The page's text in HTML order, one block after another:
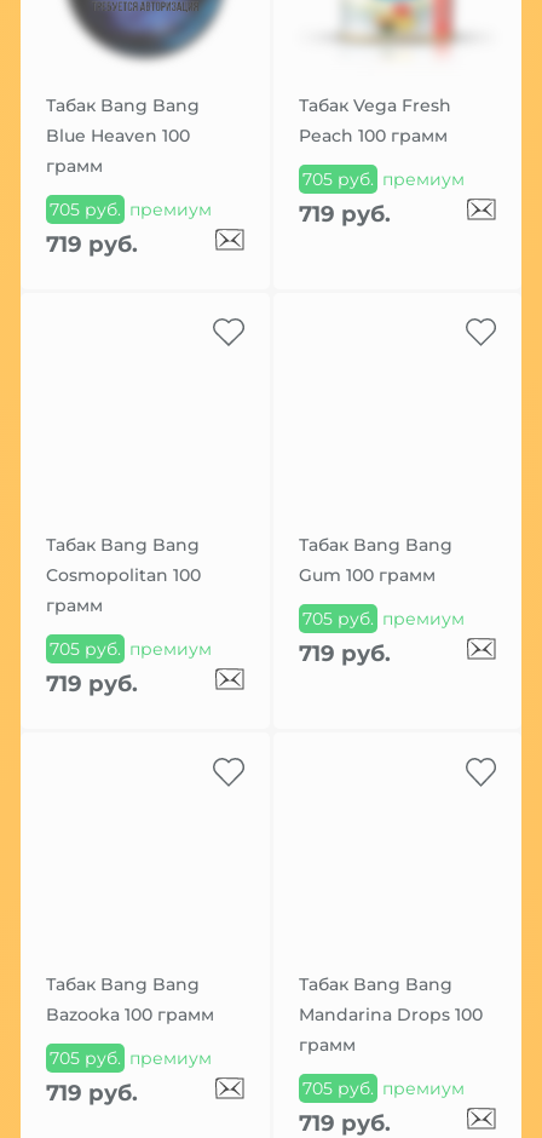
Табак Bang Bang
Blue Heaven 100
грамм
705 руб. премиум
719 руб.
Табак Vega Fresh
Peach 100 грамм
705 руб. премиум
719 руб.
Табак Bang Bang
Cosmopolitan 100
грамм
705 руб. премиум
719 руб.
Табак Bang Bang
Gum 100 грамм
705 руб. премиум
719 руб.
Табак Bang Bang
Bazooka 100 грамм
705 руб. премиум
719 руб.
Табак Bang Bang
Mandarina Drops 100
грамм
705 руб. премиум
719 руб.